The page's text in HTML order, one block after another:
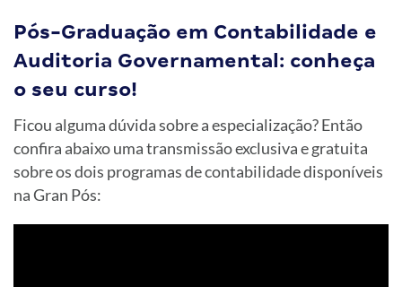
Pós-Graduação em Contabilidade e
Auditoria Governamental: conheça
o seu curso!
Ficou alguma dúvida sobre a especialização? Então
confira abaixo uma transmissão exclusiva e gratuita
sobre os dois programas de contabilidade disponíveis
na Gran Pós: